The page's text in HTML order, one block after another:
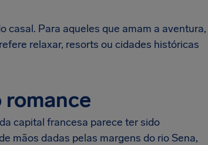
casal. Para aqueles que amam a aventura,
relaxar, resorts ou cidades históricas
romance
capital francesa parece ter sido
mãos dadas pelas margens do rio Sena,